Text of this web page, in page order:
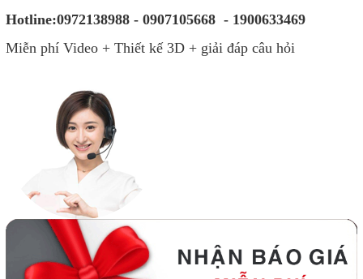
Hotline:0972138988 - 0907105668 - 1900633469
Miễn phí Video + Thiết kế 3D + giải đáp câu hỏi